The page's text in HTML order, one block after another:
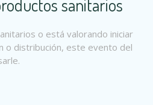
sanitarios
o está valorando iniciar
o distribución, este evento del